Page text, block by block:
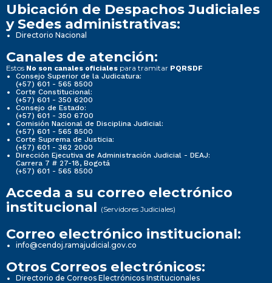
Ubicación de Despachos Judiciales
y Sedes administrativas:
Directorio Nacional
Canales de atención:
Estos No son canales oficiales para tramitar PQRSDF
Consejo Superior de la Judicatura:
(+57) 601 - 565 8500
Corte Constitucional:
(+57) 601 - 350 6200
Consejo de Estado:
(+57) 601 - 350 6700
Comisión Nacional de Disciplina Judicial:
(+57) 601 - 565 8500
Corte Suprema de Justicia:
(+57) 601 - 362 2000
Dirección Ejecutiva de Administración Judicial - DEAJ:
Carrera 7 # 27-18, Bogotá
(+57) 601 - 565 8500
Acceda a su correo electrónico
institucional (Servidores Judiciales)
Correo electrónico institucional:
info@cendoj.ramajudicial.gov.co
Otros Correos electrónicos:
Directorio de Correos Electrónicos Institucionales